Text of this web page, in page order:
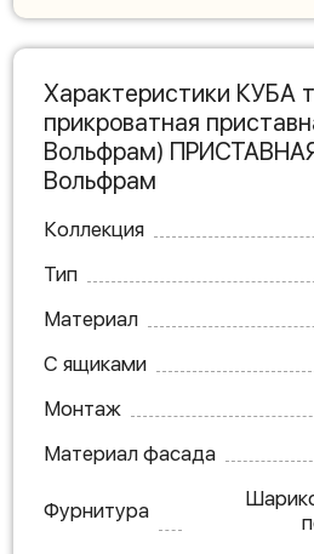
Характеристики КУБА
прикроватная
Вольфрам)
Вольфрам
Коллекция
Тип
Материал
С ящиками
Монтаж
Материал фасада
Фурнитура